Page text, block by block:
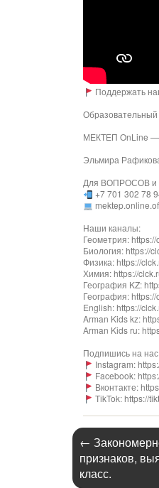
Поддержать
Образовательный
МЕКТЕП OnLine —
Эльмира
Для ВОПРОСОВ
+7 701 302 78
Наши каналы:
Геометрия:
Биология: https://
Физика: https://
Химия: https://
География KZ:
География:
English: https://
Arman Kids kz:
Arman Kids ru:
Подпишись на нас
Instagram:
Facebook:
Вконтакте:
TikTok: https://
←
признаков,
класс.